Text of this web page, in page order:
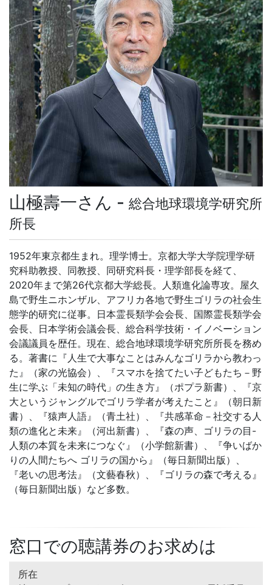
山極壽一さん - 総合地球環境学研究所
所長
1952年東京都生まれ。理学博士。京都大学大学院理学研
究科助教授、同教授、同研究科長・理学部長を経て、
2020年まで第26代京都大学総長。人類進化論専攻。屋久
島で野生ニホンザル、アフリカ各地で野生ゴリラの社会生
態学的研究に従事。日本霊長類学会会長、国際霊長類学会
会長、日本学術会議会長、総合科学技術・イノベーション
会議議員を歴任。現在、総合地球環境学研究所所長を務め
る。著書に『人生で大事なことはみんなゴリラから教わっ
た』（家の光協会）、『スマホを捨てたい子どもたち－野
生に学ぶ「未知の時代」の生き方』（ポプラ新書）、『京
大というジャングルでゴリラ学者が考えたこと』（朝日新
書）、『猿声人語』（青土社）、『共感革命－社交する人
類の進化と未来』（河出新書）、『森の声、ゴリラの目-
人類の本質を未来につなぐ』（小学館新書）、『争いばか
りの人間たちへ ゴリラの国から』（毎日新聞出版）、
『老いの思考法』（文藝春秋）、『ゴリラの森で考える』
（毎日新聞出版）など多数。
窓口での聴講券のお求めは
所在